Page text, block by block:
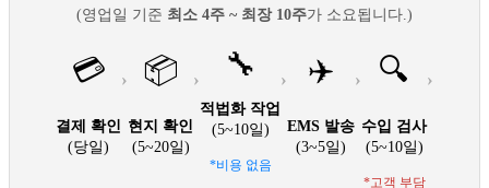
(영업일 기준 최소 4주 ~ 최장 10주가 소요됩니다.)
💳
결제 확인
(당일)
› 📦
현지 확인
(5~20일)
› 🔧
적법화 작업
(5~10일)
*비용 없음
› ✈️
EMS 발송
(3~5일)
› 🔍
수입 검사
(5~10일)
*고객 부담
›